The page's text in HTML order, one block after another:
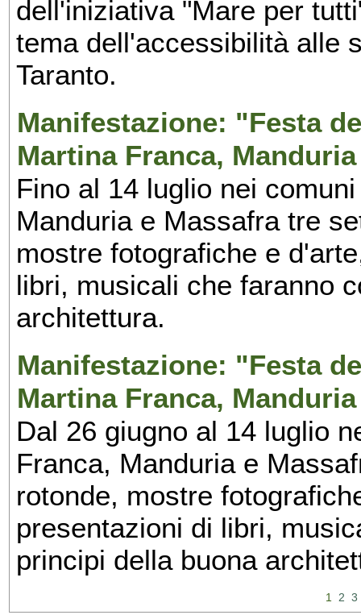
dell'iniziativa "Mare per
tema dell'accessibilità alle
Taranto.
Manifestazione: "Festa
Martina Franca,
Fino al 14 luglio nei
Manduria e Massafra tre
mostre fotografiche e
libri, musicali che faranno
architettura.
Manifestazione: "Festa
Martina Franca,
Dal 26 giugno al 14 luglio
Franca, Manduria e
rotonde, mostre
presentazioni di libri,
principi della buona
1 2 3